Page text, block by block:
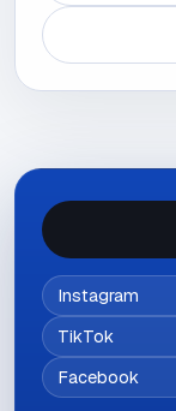
Instagram
TikTok
Facebook